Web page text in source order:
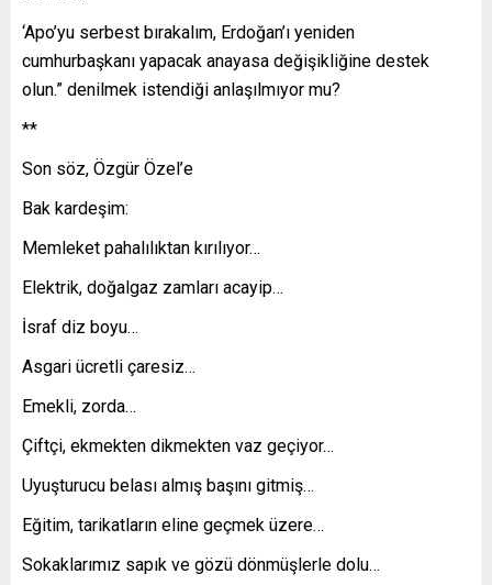
‘Apo’yu serbest bırakalım, Erdoğan’ı yeniden
cumhurbaşkanı yapacak anayasa değişikliğine destek
olun.” denilmek istendiği anlaşılmıyor mu?
**
Son söz, Özgür Özel’e
Bak kardeşim:
Memleket pahalılıktan kırılıyor…
Elektrik, doğalgaz zamları acayip…
İsraf diz boyu…
Asgari ücretli çaresiz…
Emekli, zorda…
Çiftçi, ekmekten dikmekten vaz geçiyor…
Uyuşturucu belası almış başını gitmiş…
Eğitim, tarikatların eline geçmek üzere…
Sokaklarımız sapık ve gözü dönmüşlerle dolu…